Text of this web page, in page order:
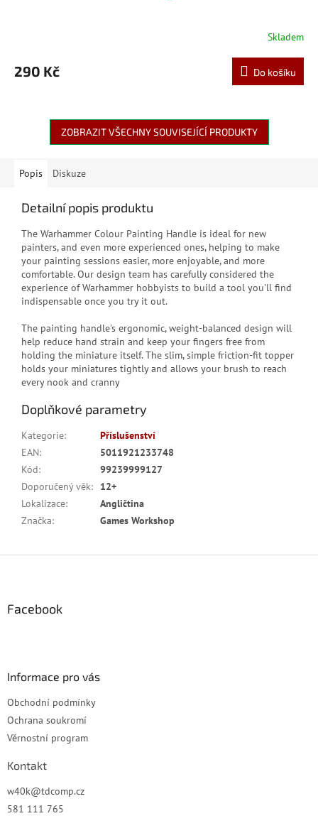
Skladem
290 Kč Do košíku
ZOBRAZIT VŠECHNY SOUVISEJÍCÍ PRODUKTY
Popis Diskuze
Detailní popis produktu
The Warhammer Colour Painting Handle is ideal for new
painters, and even more experienced ones, helping to make
your painting sessions easier, more enjoyable, and more
comfortable. Our design team has carefully considered the
experience of Warhammer hobbyists to build a tool you'll find
indispensable once you try it out.
The painting handle's ergonomic, weight-balanced design will
help reduce hand strain and keep your fingers free from
holding the miniature itself. The slim, simple friction-fit topper
holds your miniatures tightly and allows your brush to reach
every nook and cranny
Doplňkové parametry
Kategorie:
Příslušenství
EAN:
5011921233748
Kód:
99239999127
Doporučený věk:
12+
Lokalizace:
Angličtina
Značka: Games Workshop
Facebook
Informace pro vás
Obchodní podmínky
Ochrana soukromí
Věrnostní program
Kontakt
w40k@tdcomp.cz
581 111 765